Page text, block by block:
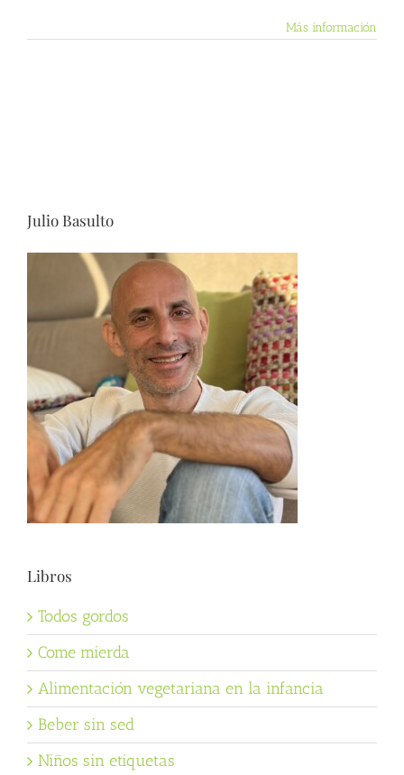
Más información
Julio Basulto
Libros
Todos gordos
Come mierda
Alimentación vegetariana en la infancia
Beber sin sed
Niños sin etiquetas